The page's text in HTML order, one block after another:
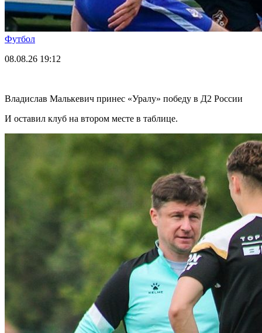
Футбол
08.08.26 19:12
Владислав Малькевич принес «Уралу» победу в Д2 России
И оставил клуб на втором месте в таблице.